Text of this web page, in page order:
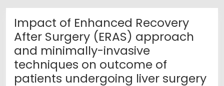
Impact of Enhanced Recovery
After Surgery (ERAS) approach
and minimally-invasive
techniques on outcome of
patients undergoing liver surgery